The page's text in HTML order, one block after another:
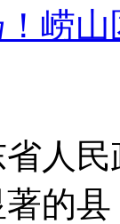
崂
民
的